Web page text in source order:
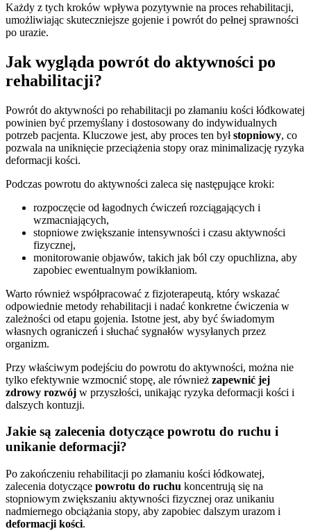
Każdy z tych kroków wpływa pozytywnie na proces rehabilitacji,
umożliwiając skuteczniejsze gojenie i powrót do pełnej sprawności
po urazie.
Jak wygląda powrót do aktywności po
rehabilitacji?
Powrót do aktywności po rehabilitacji po złamaniu kości łódkowatej
powinien być przemyślany i dostosowany do indywidualnych
potrzeb pacjenta. Kluczowe jest, aby proces ten byłstopniowy, co
pozwala na uniknięcie przeciążenia stopy oraz minimalizację ryzyka
deformacji kości.
Podczas powrotu do aktywności zaleca się następujące kroki:
rozpoczęcie od łagodnych ćwiczeń rozciągających i
wzmacniających,
stopniowe zwiększanie intensywności i czasu aktywności
fizycznej,
monitorowanie objawów, takich jak ból czy opuchlizna, aby
zapobiec ewentualnym powikłaniom.
Warto również współpracować z fizjoterapeutą, który wskazać
odpowiednie metody rehabilitacji i nadać konkretne ćwiczenia w
zależności od etapu gojenia. Istotne jest, aby być świadomym
własnych ograniczeń i słuchać sygnałów wysyłanych przez
organizm.
Przy właściwym podejściu do powrotu do aktywności, można nie
tylko efektywnie wzmocnić stopę, ale również zapewnić jej
zdrowy rozwój w przyszłości, unikając ryzyka deformacji kości i
dalszych kontuzji.
Jakie są zalecenia dotyczące powrotu do ruchu i
unikanie deformacji?
Po zakończeniu rehabilitacji po złamaniu kości łódkowatej,
zalecenia dotyczące powrotu do ruchu koncentrują się na
stopniowym zwiększaniu aktywności fizycznej oraz unikaniu
nadmiernego obciążania stopy, aby zapobiec dalszym urazom i
deformacji kości.